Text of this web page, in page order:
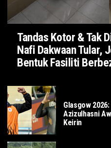
Tandas Kotor & Tak
Nafi Dakwaan Tular,
Bentuk Fasiliti
Glasgow
Azizulhasni
Keirin